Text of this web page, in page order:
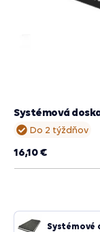
Do 2 týždňov
Systémová doska
16,10 €
Systémové